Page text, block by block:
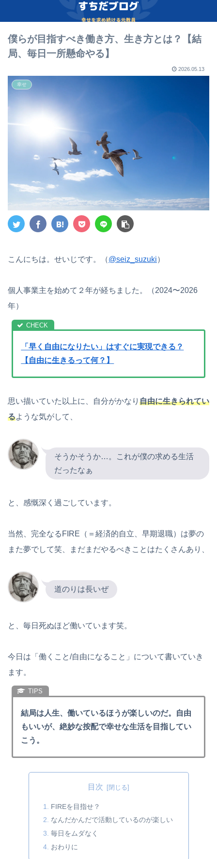
僕らが目指すべき働き方、生き方とは？【結
局、毎日一所懸命やる】
2026.05.13
幸せ
こんにちは。せいじです。（@seiz_suzuki）
個人事業主を始めて２年が経ちました。（2024〜2026
年）
「早く自由になりたい」はすぐに実現できる？
【自由に生きるって何？】
思い描いていた以上に、自分がかなり 自由に生きられてい
るような気がして、
そうかそうか…。これが僕の求める生活
だったなぁ
と、感慨深く過ごしています。
当然、完全なるFIRE（＝経済的自立、早期退職）は夢の
また夢でして笑、まだまだやるべきことはたくさんあり、
道のりは長いぜ
と、毎日死ぬほど働いています笑。
今日は「働くこと/自由になること」について書いていき
ます。
結局は人生、働いているほうが楽しいのだ。自由
もいいが、絶妙な按配で幸せな生活を目指してい
こう。
目次
FIREを目指せ？
なんだかんだで活動しているのが楽しい
毎日をムダなく
おわりに